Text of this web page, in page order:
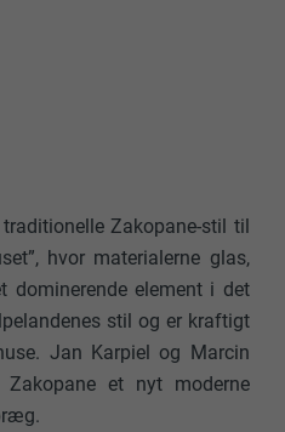
Zakopane-stil til
hvor materialerne glas,
dominerende element i det
stil og er kraftigt
Jan Karpiel og Marcin
et nyt moderne